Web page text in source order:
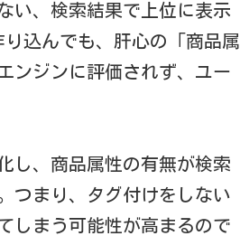
い、検索結果で上位に表示
込んでも、肝心の「商品属
ンジンに評価されず、ユー
し、商品属性の有無が検索
つまり、タグ付けをしない
しまう可能性が高まるので